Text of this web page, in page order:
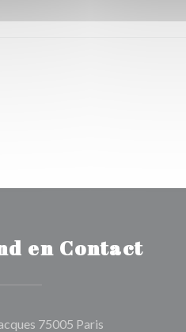
en Contact
75005 Paris